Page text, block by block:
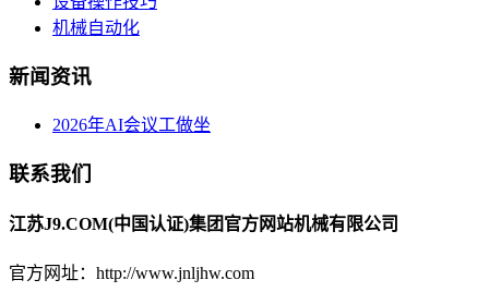
机械自动化
新闻资讯
2026年AI会议工做坐
联系我们
江苏J9.COM(中国认证)集团官方网站机械有限公司
官方网址：http://www.jnljhw.com